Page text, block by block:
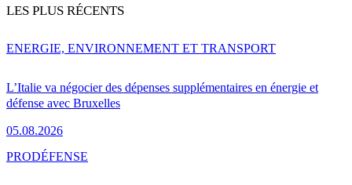
LES PLUS RÉCENTS
L’Italie va négocier des dépenses supplémentaires en énergie et
défense avec Bruxelles
05.08.2026
ENERGIE, ENVIRONNEMENT ET TRANSPORT
PRODÉFENSE